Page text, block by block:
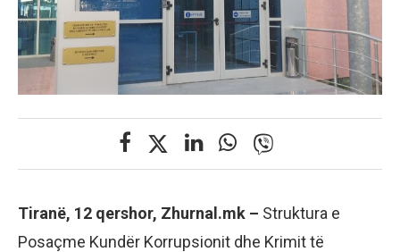
Tiranë, 12 qershor, Zhurnal.mk – Struktura e
Posaçme Kundër Korrupsionit dhe Krimit të